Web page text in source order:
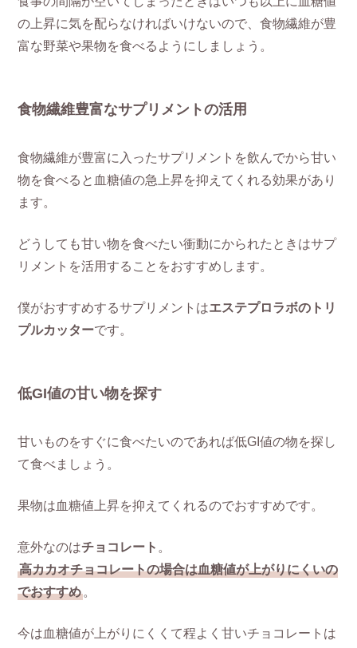
の上昇に気を配らなければいけないので、食物繊維が豊
富な野菜や果物を食べるようにしましょう。
食物繊維豊富なサプリメントの活用
食物繊維が豊富に入ったサプリメントを飲んでから甘い
物を食べると血糖値の急上昇を抑えてくれる効果があり
ます。
どうしても甘い物を食べたい衝動にかられたときはサプ
リメントを活用することをおすすめします。
僕がおすすめするサプリメントはエステプロラボのトリ
プルカッターです。
低GI値の甘い物を探す
甘いものをすぐに食べたいのであれば低GI値の物を探し
て食べましょう。
果物は血糖値上昇を抑えてくれるのでおすすめです。
意外なのはチョコレート 。
高カカオチョコレートの場合は血糖値が上がりにくいの
でおすすめ 。
今は血糖値が上がりにくくて程よく甘いチョコレートは